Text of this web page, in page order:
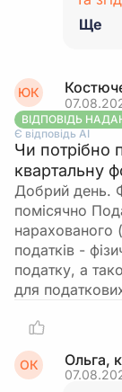
Ще
ЮК
ВІДПОВІДЬ
Є відповідь АІ
Чи потрібно
квартальну
Добрий день.
помісячно
нарахованого
податків -
податку, а
для
ОК Ольга,